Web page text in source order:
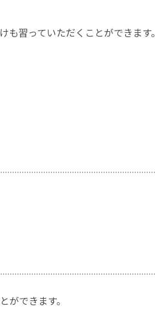
習っていただくことができます。
できます。